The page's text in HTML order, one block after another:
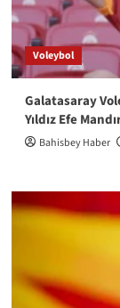
Voleybol
Galatasaray
Yıldız Efe
Bahisbey Haber